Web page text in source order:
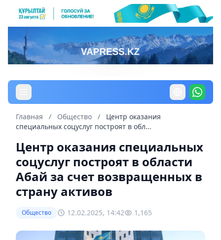
Главная / Общество /
Центр оказания
специальных соцуслуг построят в обл...
Центр оказания специальных
соцуслуг построят в области
Абай за счет возвращенных в
страну активов
Общество 12.02.2025, 14:42 1,165